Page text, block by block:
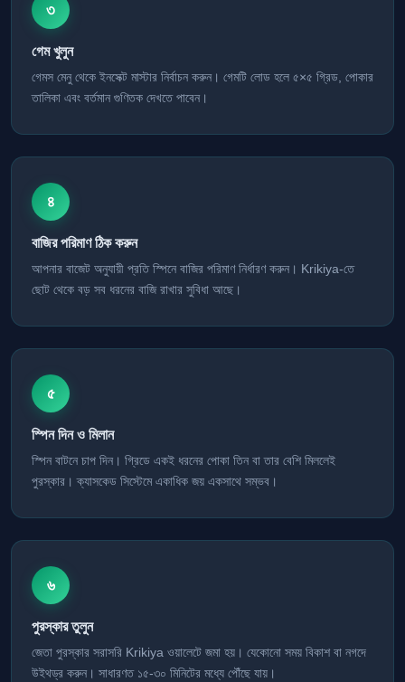
৩
গেম খুলুন
গেমস মেনু থেকে ইনসেক্ট মাস্টার নির্বাচন করুন। গেমটি লোড হলে ৫×৫ গ্রিড, পোকার
তালিকা এবং বর্তমান গুণিতক দেখতে পাবেন।
৪
বাজির পরিমাণ ঠিক করুন
আপনার বাজেট অনুযায়ী প্রতি স্পিনে বাজির পরিমাণ নির্ধারণ করুন। Krikiya-তে
ছোট থেকে বড় সব ধরনের বাজি রাখার সুবিধা আছে।
৫
স্পিন দিন ও মিলান
স্পিন বাটনে চাপ দিন। গ্রিডে একই ধরনের পোকা তিন বা তার বেশি মিললেই
পুরস্কার। ক্যাসকেড সিস্টেমে একাধিক জয় একসাথে সম্ভব।
৬
পুরস্কার তুলুন
জেতা পুরস্কার সরাসরি Krikiya ওয়ালেটে জমা হয়। যেকোনো সময় বিকাশ বা নগদে
উইথড্র করুন। সাধারণত ১৫-৩০ মিনিটের মধ্যে পৌঁছে যায়।